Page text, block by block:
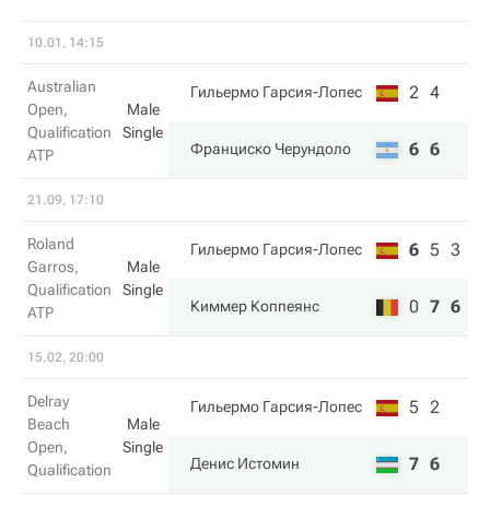
10.01, 14:15
Australian
Open,
Qualification
ATP
Male
Single
Гильермо Гарсия-Лопес 2 4
Франциско Черундоло 6 6
21.09, 17:10
Roland
Garros,
Qualification
ATP
Male
Single
Гильермо Гарсия-Лопес 6 5 3
Киммер Коппеянс 0 7 6
15.02, 20:00
Delray
Beach
Open,
Qualification
Male
Single
Гильермо Гарсия-Лопес 5 2
Денис Истомин 7 6